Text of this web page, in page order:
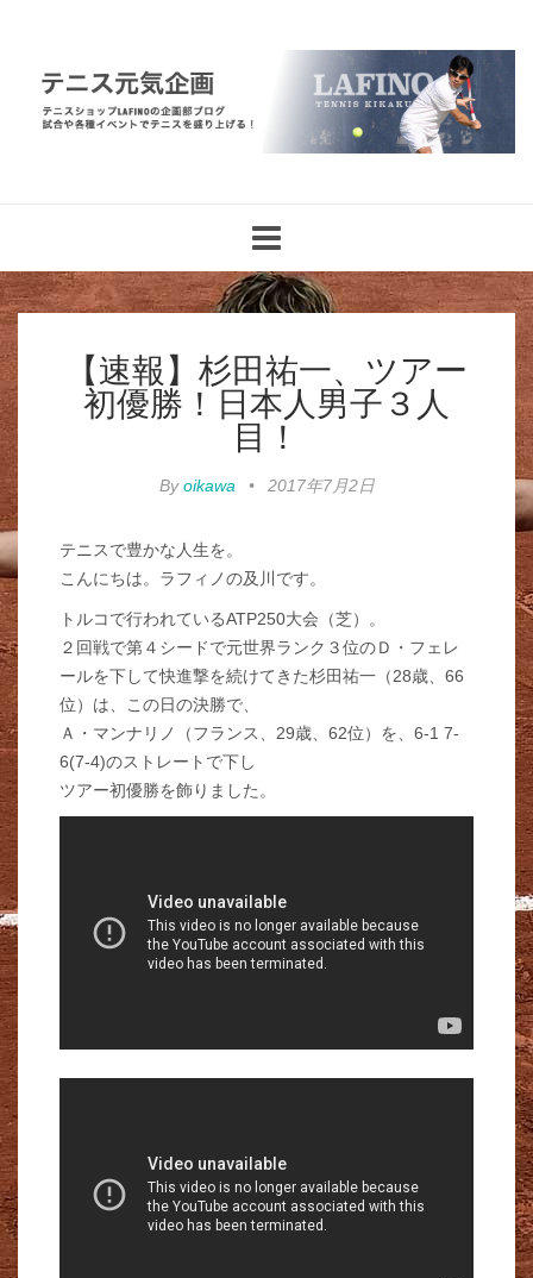
navigation
【速報】杉田祐一、ツアー
初優勝！日本人男子３人
目！
Byoikawa • 2017年7月2日
テニスで豊かな人生を。
こんにちは。ラフィノの及川です。
トルコで行われているATP250大会（芝）。
２回戦で第４シードで元世界ランク３位のＤ・フェレ
ールを下して快進撃を続けてきた杉田祐一（28歳、66
位）は、この日の決勝で、
Ａ・マンナリノ（フランス、29歳、62位）を、6-1 7-
6(7-4)のストレートで下し
ツアー初優勝を飾りました。